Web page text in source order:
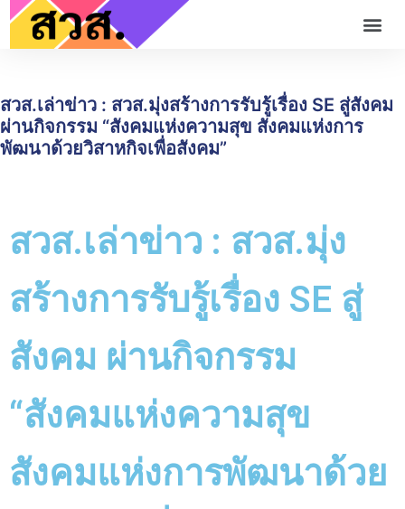
สวส.เล่าข่าว : สวส.มุ่งสร้างการรับรู้เรื่อง SE สู่สังคม
ผ่านกิจกรรม “สังคมแห่งความสุข สังคมแห่งการ
พัฒนาด้วยวิสาหกิจเพื่อสังคม”
สวส.เล่าข่าว : สวส.มุ่ง
สร้างการรับรู้เรื่อง SE สู่
สังคม ผ่านกิจกรรม
“สังคมแห่งความสุข
สังคมแห่งการพัฒนาด้วย